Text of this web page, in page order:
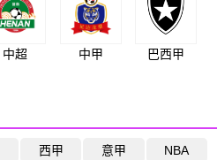
中超 中甲 巴西甲
西甲 意甲 NBA